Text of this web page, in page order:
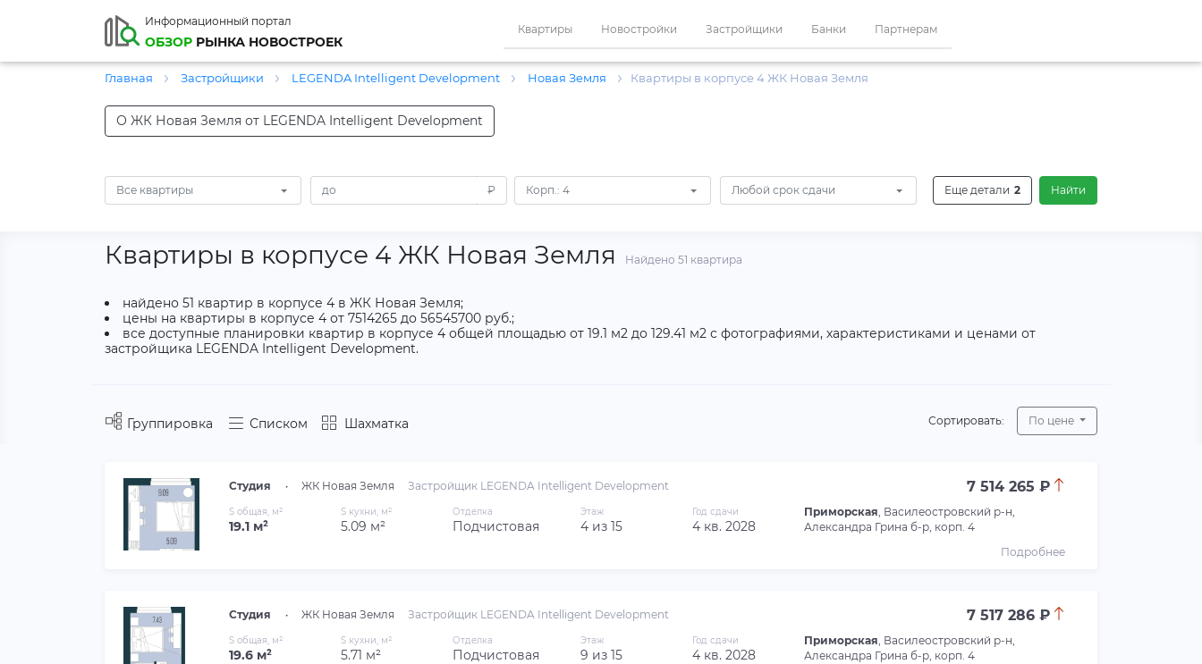
Информационный портал
ОБЗОР РЫНКА НОВОСТРОЕК
Квартиры Новостройки Застройщики Банки Партнерам
Главная Застройщики LEGENDA Intelligent Development Новая Земля Квартиры в корпусе 4 ЖК Новая Земля
О ЖК Новая Земля от LEGENDA Intelligent Development
Все квартиры ₽ Корп.: 4 Любой срок сдачи Еще детали 2 Найти
Квартиры в корпусе 4 ЖК Новая Земля Найдено 51 квартира
найдено 51 квартир в корпусе 4 в ЖК Новая Земля;
цены на квартиры в корпусе 4 от 7514265 до 56545700 руб.;
все доступные планировки квартир в корпусе 4 общей площадью от 19.1 м2 до 129.41 м2 с фотографиями, характеристиками и ценами от
застройщика LEGENDA Intelligent Development.
Группировка Списком Шахматка Сортировать: По цене
Студия • ЖК Новая Земля Застройщик LEGENDA Intelligent Development 7 514 265 ₽
S общая, м²
19.1 м²
S кухни, м²
5.09 м²
Отделка
Подчистовая
Этаж
4 из 15
Год сдачи
4 кв. 2028
Приморская, Василеостровский р-н,
Александра Грина б-р, корп. 4
Подробнее
Студия • ЖК Новая Земля Застройщик LEGENDA Intelligent Development 7 517 286 ₽
S общая, м²
19.6 м²
S кухни, м²
5.71 м²
Отделка
Подчистовая
Этаж
9 из 15
Год сдачи
4 кв. 2028
Приморская, Василеостровский р-н,
Александра Грина б-р, корп. 4